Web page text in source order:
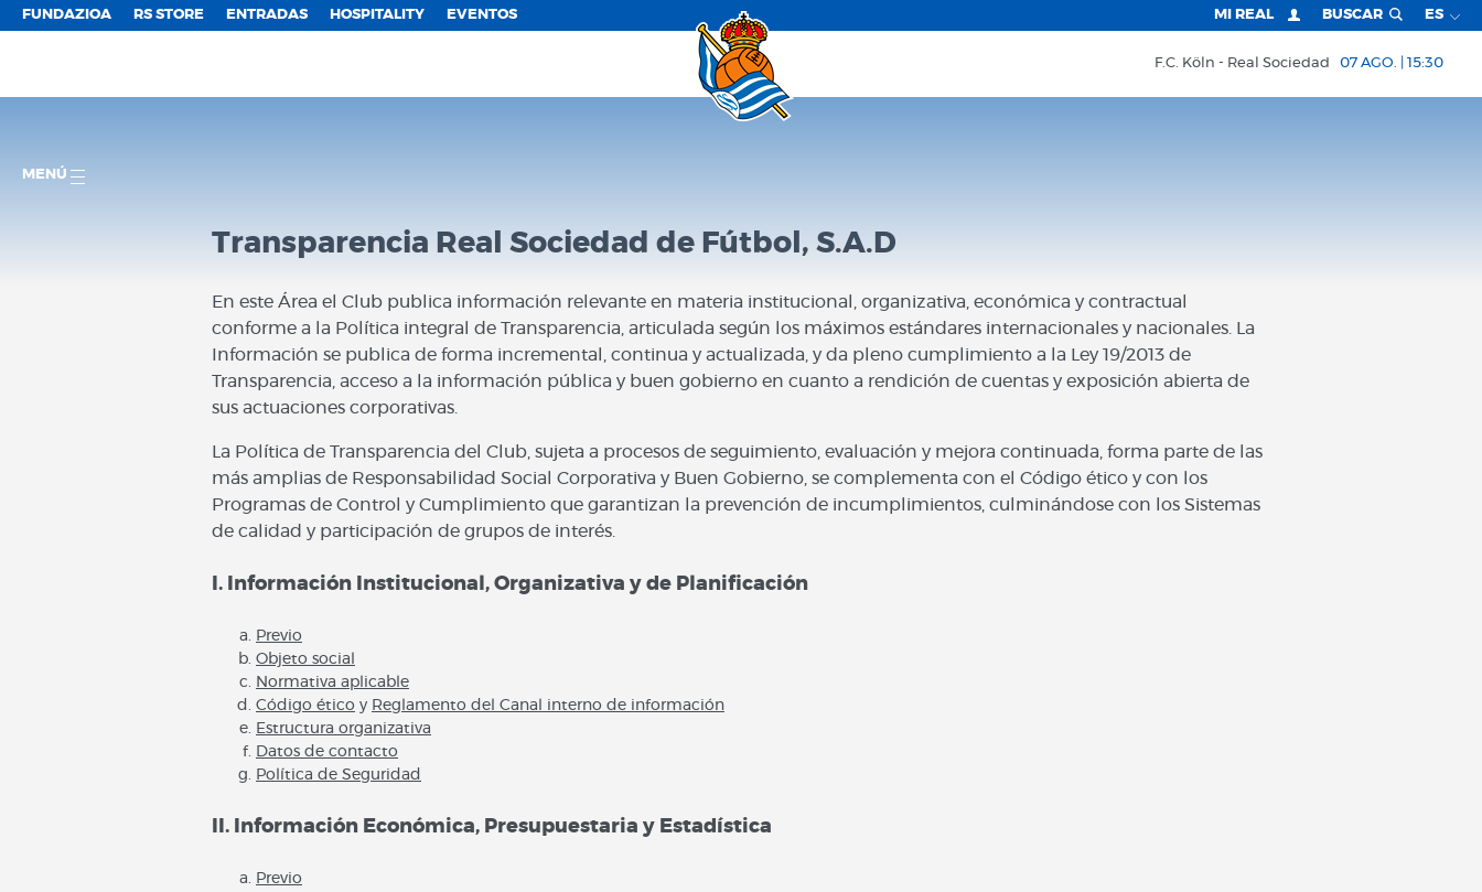
FUNDAZIOA RS STORE ENTRADAS HOSPITALITY EVENTOS MI REAL BUSCAR ES
F.C. Köln Real Sociedad 07 AGO. | 15:30
MENÚ
Transparencia Real Sociedad de Fútbol, S.A.D
En este Área el Club publica información relevante en materia institucional, organizativa, económica y contractual
conforme a la Política integral de Transparencia, articulada según los máximos estándares internacionales y nacionales. La
Información se publica de forma incremental, continua y actualizada, y da pleno cumplimiento a la Ley 19/2013 de
Transparencia, acceso a la información pública y buen gobierno en cuanto a rendición de cuentas y exposición abierta de
sus actuaciones corporativas.
La Política de Transparencia del Club, sujeta a procesos de seguimiento, evaluación y mejora continuada, forma parte de las
más amplias de Responsabilidad Social Corporativa y Buen Gobierno, se complementa con el Código ético y con los
Programas de Control y Cumplimiento que garantizan la prevención de incumplimientos, culminándose con los Sistemas
de calidad y participación de grupos de interés.
I. Información Institucional, Organizativa y de Planificación
Previo
Objeto social
Normativa aplicable
Código ético y Reglamento del Canal interno de información
Estructura organizativa
Datos de contacto
Política de Seguridad
II. Información Económica, Presupuestaria y Estadística
Previo